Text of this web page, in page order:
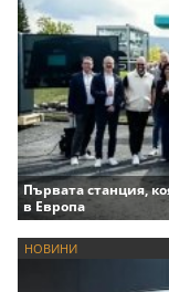
Първата станция,
в Европа
НОВИНИ